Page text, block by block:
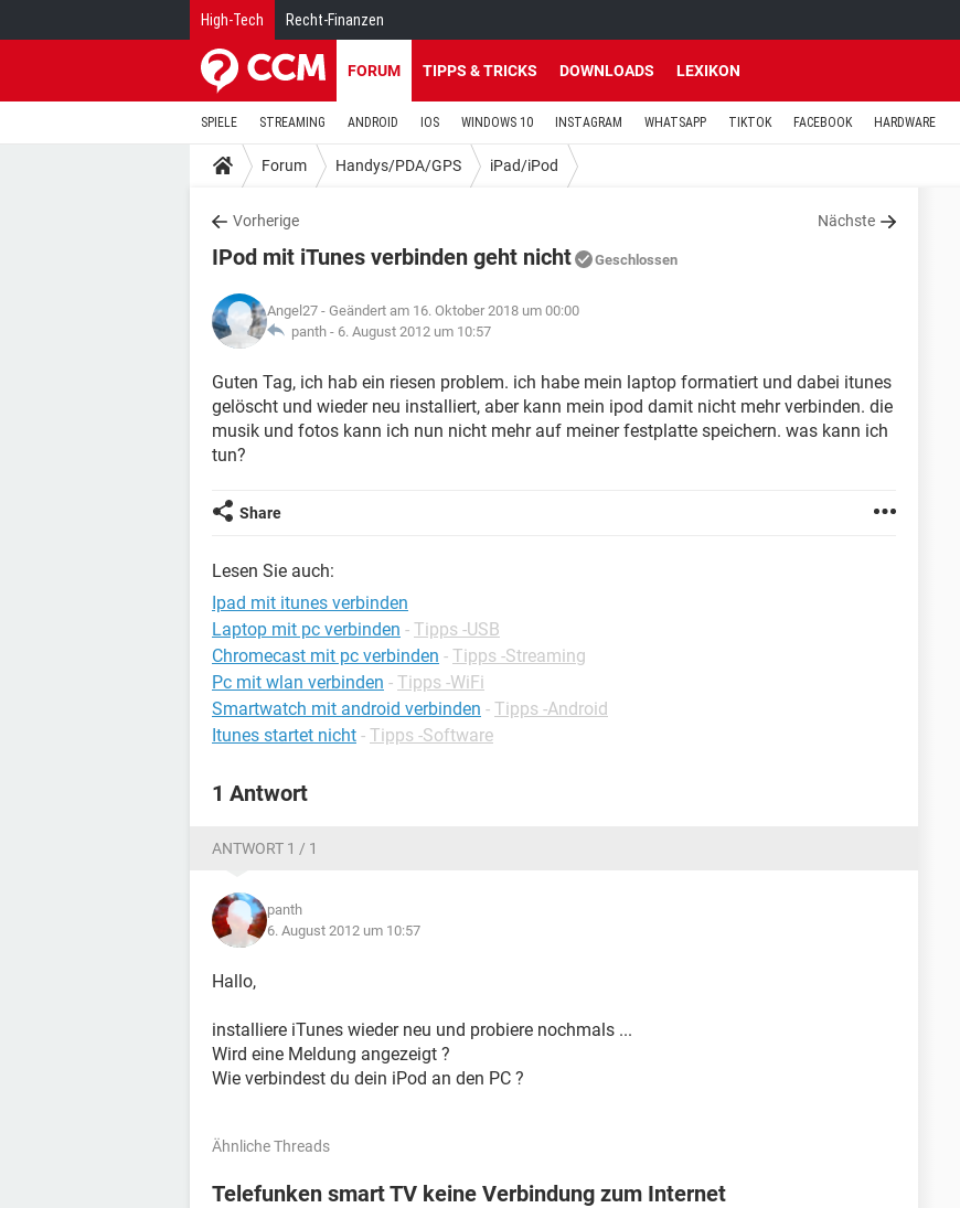
High-Tech Recht-Finanzen
FORUM TIPPS & TRICKS DOWNLOADS LEXIKON
SPIELE STREAMING ANDROID IOS WINDOWS 10 INSTAGRAM WHATSAPP TIKTOK FACEBOOK HARDWARE
Forum Handys/PDA/GPS iPad/iPod
Vorherige Nächste
IPod mit iTunes verbinden geht nicht Geschlossen
Angel27 - Geändert am 16. Oktober 2018 um 00:00
panth - 6. August 2012 um 10:57
Guten Tag, ich hab ein riesen problem. ich habe mein laptop formatiert und dabei itunes
gelöscht und wieder neu installiert, aber kann mein ipod damit nicht mehr verbinden. die
musik und fotos kann ich nun nicht mehr auf meiner festplatte speichern. was kann ich
tun?
Share
Lesen Sie auch:
Ipad mit itunes verbinden
Laptop mit pc verbinden - Tipps -USB
Chromecast mit pc verbinden - Tipps -Streaming
Pc mit wlan verbinden - Tipps -WiFi
Smartwatch mit android verbinden - Tipps -Android
Itunes startet nicht - Tipps -Software
1 Antwort
ANTWORT 1 / 1
panth
6. August 2012 um 10:57
Hallo,
installiere iTunes wieder neu und probiere nochmals ...
Wird eine Meldung angezeigt ?
Wie verbindest du dein iPod an den PC ?
Ähnliche Threads
Telefunken smart TV keine Verbindung zum Internet